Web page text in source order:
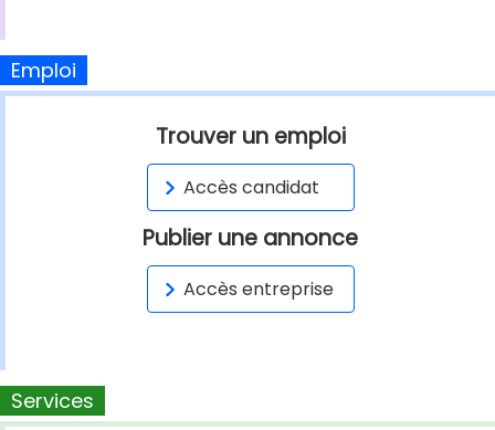
Emploi
Trouver un emploi
Accès candidat
Publier une annonce
Accès entreprise
Services